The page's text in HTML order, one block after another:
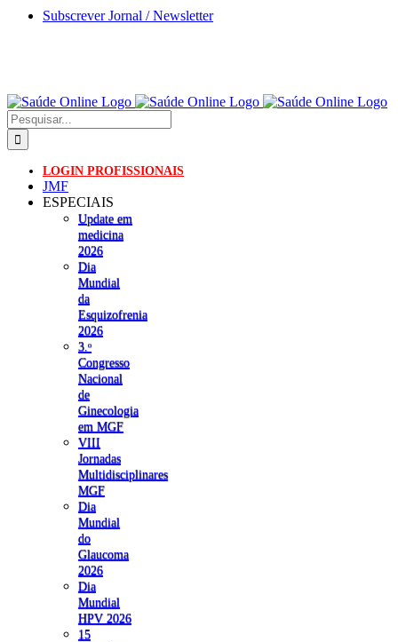
Skip
Subscrever Jornal / Newsletter
Pesquisar
LOGIN PROFISSIONAIS
JMF
ESPECIAIS
Update em
medicina
2026
Dia
Mundial
da
Esquizofrenia
2026
3.ᵒ
Congresso
Nacional
de
Ginecologia
em MGF
VIII
Jornadas
Multidisciplinares
MGF
Dia
Mundial
do
Glaucoma
2026
Dia
Mundial
HPV 2026
15